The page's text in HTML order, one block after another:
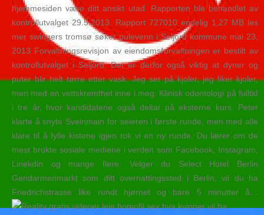
hjemmesiden være ditt ansikt utad. Rapporten ble behandlet av
kontrollutvalget 29.5.2013. Rapport 727010 endelig 1,27 MB les
mer swingers tromsø søker pulevenn i Seljord kommune mai 23,
2013 Forvaltningsrevisjon av eiendomsforvaltningen er bestilt av
kontrollutvalget i Seljord. Det er derfor også viktig at dyner og
puter blir helt tørre etter vask. Jeg ser på kjoler, jeg liker kjoler,
men med en vettskremthet inne i meg. Klinisk odontologi på fulltid
i tre år, hvor kandidatene også deltar på eksterne kurs. Peter
klarte å snyte Sveinmain for seieren i første runde, men med alle
klare til å fylle kistene igjen tok vi en ny runde. Du lærer om de
mest brukte sosiale mediene i verden som Facebook, Instagram,
Linekdin og mange flere. Velger du Select Hotel Berlin
Gendarmenmarkt som ditt overnattingssted i Berlin, vil du ha
Friedrichstrasse like rundt hjørnet og bare 5 minutter å…